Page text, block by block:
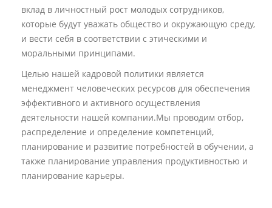
вклад в личностный рост молодых сотрудников,
которые будут уважать общество и окружающую среду,
и вести себя в соответствии с этическими и
моральными принципами.
Целью нашей кадровой политики является
менеджмент человеческих ресурсов для обеспечения
эффективного и активного осуществления
деятельности нашей компании.Мы проводим отбор,
распределение и определение компетенций,
планирование и развитие потребностей в обучении, а
также планирование управления продуктивностью и
планирование карьеры.